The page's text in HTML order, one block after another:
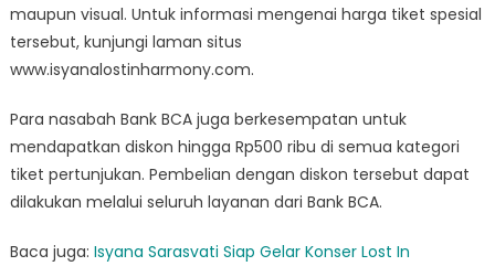
maupun visual. Untuk informasi mengenai harga tiket spesial
tersebut, kunjungi laman situs
www.isyanalostinharmony.com.
Para nasabah Bank BCA juga berkesempatan untuk
mendapatkan diskon hingga Rp500 ribu di semua kategori
tiket pertunjukan. Pembelian dengan diskon tersebut dapat
dilakukan melalui seluruh layanan dari Bank BCA.
Baca juga: Isyana Sarasvati Siap Gelar Konser Lost In